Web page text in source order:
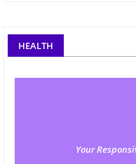
HEALTH
Your